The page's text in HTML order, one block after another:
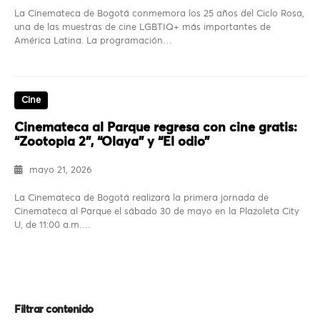
La Cinemateca de Bogotá conmemora los 25 años del Ciclo Rosa,
una de las muestras de cine LGBTIQ+ más importantes de
América Latina. La programación…
Cine
Cinemateca al Parque regresa con cine gratis:
“Zootopia 2”, “Olaya” y “El odio”
mayo 21, 2026
La Cinemateca de Bogotá realizará la primera jornada de
Cinemateca al Parque el sábado 30 de mayo en la Plazoleta City
U, de 11:00 a.m.…
Filtrar contenido